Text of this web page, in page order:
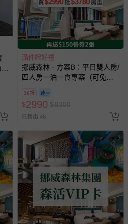
滿件贈好禮
挪威森林 - 方案B：平日雙人房/
四人房一泊一食專案（可免費
張『價值$150』餐券,贈品效期
至27/5/20）-無使用期限
36折
$2990 $8300
已售出 46